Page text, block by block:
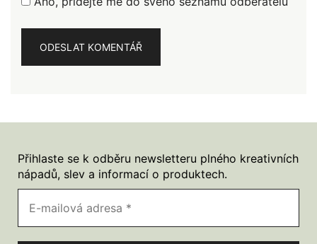
Přihlaste se k odběru newsletteru plného kreativních
nápadů, slev a informací o produktech.